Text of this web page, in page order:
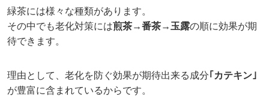
緑茶には様々な種類があります。
その中でも老化対策には煎茶→番茶→玉露の順に効果が期
待できます。
理由として、老化を防ぐ効果が期待出来る成分｢カテキン｣
が豊富に含まれているからです。